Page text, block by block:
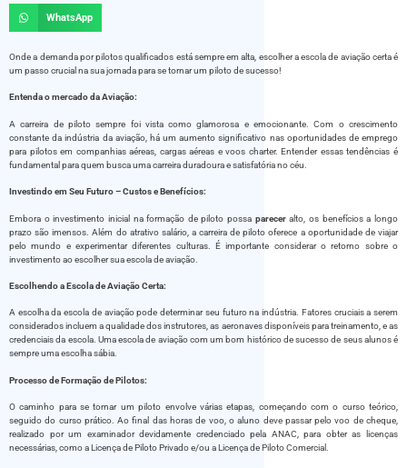
WhatsApp
Onde a demanda por pilotos qualificados está sempre em alta, escolher a escola de aviação certa é
um passo crucial na sua jornada para se tornar um piloto de sucesso!
Entenda o mercado da Aviação:
A carreira de piloto sempre foi vista como glamorosa e emocionante. Com o crescimento
constante da indústria da aviação, há um aumento significativo nas oportunidades de emprego
para pilotos em companhias aéreas, cargas aéreas e voos charter. Entender essas tendências é
fundamental para quem busca uma carreira duradoura e satisfatória no céu.
Investindo em Seu Futuro – Custos e Benefícios:
Embora o investimento inicial na formação de piloto possa pareceralto, os benefícios a longo
prazo são imensos. Além do atrativo salário, a carreira de piloto oferece a oportunidade de viajar
pelo mundo e experimentar diferentes culturas. É importante considerar o retorno sobre o
investimento ao escolher sua escola de aviação.
Escolhendo a Escola de Aviação Certa:
A escolha da escola de aviação pode determinar seu futuro na indústria. Fatores cruciais a serem
considerados incluem a qualidade dos instrutores, as aeronaves disponíveis para treinamento, e as
credenciais da escola. Uma escola de aviação com um bom histórico de sucesso de seus alunos é
sempre uma escolha sábia.
Processo de Formação de Pilotos:
O caminho para se tornar um piloto envolve várias etapas, começando com o curso teórico,
seguido do curso prático. Ao final das horas de voo, o aluno deve passar pelo voo de cheque,
realizado por um examinador devidamente credenciado pela ANAC, para obter as licenças
necessárias, como a Licença de Piloto Privado e/ou a Licença de Piloto Comercial.